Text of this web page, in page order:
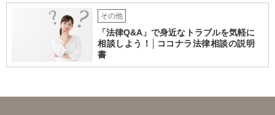
その他
「法律Q&A」で身近なトラブルを気軽に
相談しよう！│ココナラ法律相談の説明
書